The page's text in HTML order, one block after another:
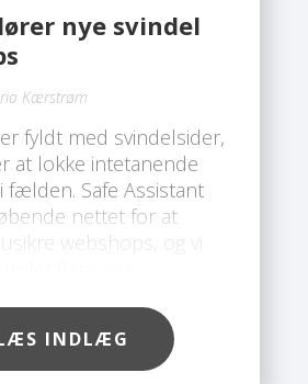
nye svindel
Kærstrøm
fyldt med svindelsider,
at lokke intetanende
fælden. Safe Assistant
nettet for at
webshops, og vi
INDLÆG